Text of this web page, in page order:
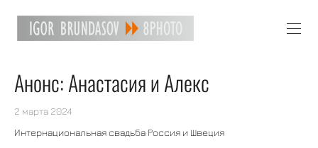
Анонс: Анастасия и Алекс
2 марта 2024
Интернациональная свадьба Россия и Швеция